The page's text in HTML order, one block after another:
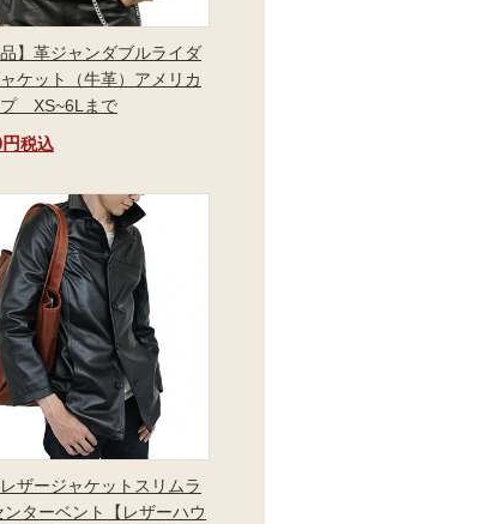
品】革ジャンダブルライダ
ケット（牛革）アメリカ
プ XS~6Lまで
税込
ザージャケットスリムラ
ンターベント【レザーハウ